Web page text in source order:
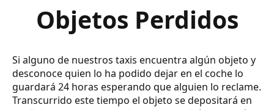
Objetos Perdidos
Si alguno de nuestros taxis encuentra algún objeto y
desconoce quien lo ha podido dejar en el coche lo
guardará 24 horas esperando que alguien lo reclame.
Transcurrido este tiempo el objeto se depositará en